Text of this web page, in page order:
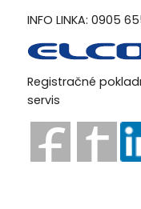
INFO LINKA: 0905
Registračné
servis